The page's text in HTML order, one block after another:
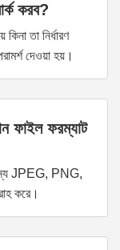
করব?
তা নির্ধারণ
দেওয়া হয়।
ফাইল ফরম্যাট
JPEG, PNG,
করে।